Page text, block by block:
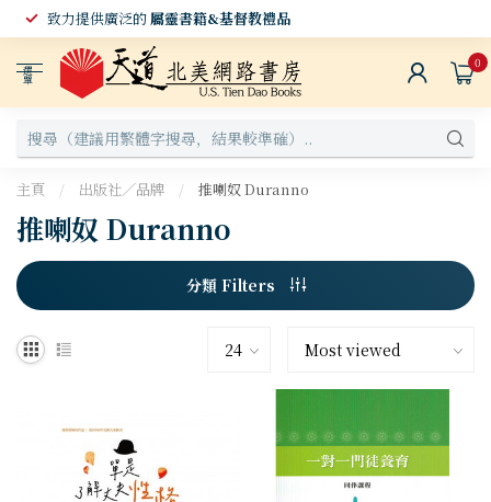
致力提供廣泛的屬靈書籍&基督教禮品
選
單
0
主頁 / 出版社／品牌 / 推喇奴 Duranno
推喇奴 Duranno
分類 Filters